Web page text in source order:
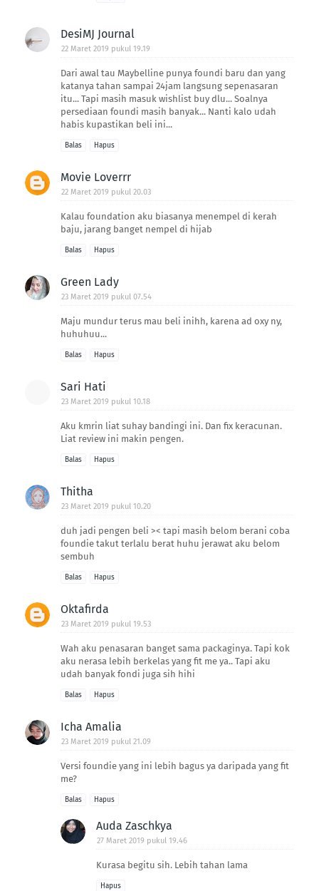
DesiMJ Journal
22 Maret 2019 pukul 19.19
Dari awal tau Maybelline punya foundi baru dan yang
katanya tahan sampai 24jam langsung sepenasaran
itu... Tapi masih masuk wishlist buy dlu... Soalnya
persediaan foundi masih banyak... Nanti kalo udah
habis kupastikan beli ini...
Balas Hapus
Movie Loverrr
22 Maret 2019 pukul 20.03
Kalau foundation aku biasanya menempel di kerah
baju, jarang banget nempel di hijab
Balas Hapus
Green Lady
23 Maret 2019 pukul 07.54
Maju mundur terus mau beli inihh, karena ad oxy ny,
huhuhuu...
Balas Hapus
Sari Hati
23 Maret 2019 pukul 10.18
Aku kmrin liat suhay bandingi ini. Dan fix keracunan.
Liat review ini makin pengen.
Balas Hapus
Thitha
23 Maret 2019 pukul 10.20
duh jadi pengen beli >< tapi masih belom berani coba
foundie takut terlalu berat huhu jerawat aku belom
sembuh
Balas Hapus
Oktafirda
23 Maret 2019 pukul 19.53
Wah aku penasaran banget sama packaginya. Tapi kok
aku nerasa lebih berkelas yang fit me ya.. Tapi aku
udah banyak fondi juga sih hihi
Balas Hapus
Icha Amalia
23 Maret 2019 pukul 21.09
Versi foundie yang ini lebih bagus ya daripada yang fit
me?
Balas Hapus
Auda Zaschkya
27 Maret 2019 pukul 19.46
Kurasa begitu sih. Lebih tahan lama
Hapus